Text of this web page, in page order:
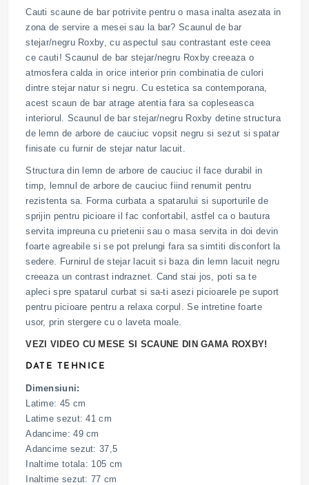
Cauti scaune de bar potrivite pentru o masa inalta asezata in
zona de servire a mesei sau la bar? Scaunul de bar
stejar/negru Roxby, cu aspectul sau contrastant este ceea
ce cauti! Scaunul de bar stejar/negru Roxby creeaza o
atmosfera calda in orice interior prin combinatia de culori
dintre stejar natur si negru. Cu estetica sa contemporana,
acest scaun de bar atrage atentia fara sa copleseasca
interiorul. Scaunul de bar stejar/negru Roxby detine structura
de lemn de arbore de cauciuc vopsit negru si sezut si spatar
finisate cu furnir de stejar natur lacuit.
Structura din lemn de arbore de cauciuc il face durabil in
timp, lemnul de arbore de cauciuc fiind renumit pentru
rezistenta sa. Forma curbata a spatarului si suporturile de
sprijin pentru picioare il fac confortabil, astfel ca o bautura
servita impreuna cu prietenii sau o masa servita in doi devin
foarte agreabile si se pot prelungi fara sa simtiti disconfort la
sedere. Furnirul de stejar lacuit si baza din lemn lacuit negru
creeaza un contrast indraznet. Cand stai jos, poti sa te
apleci spre spatarul curbat si sa-ti asezi picioarele pe suport
pentru picioare pentru a relaxa corpul. Se intretine foarte
usor, prin stergere cu o laveta moale.
VEZI VIDEO CU MESE SI SCAUNE DIN GAMA ROXBY!
DATE TEHNICE
Dimensiuni:
Latime: 45 cm
Latime sezut: 41 cm
Adancime: 49 cm
Adancime sezut: 37,5
Inaltime totala: 105 cm
Inaltime sezut: 77 cm